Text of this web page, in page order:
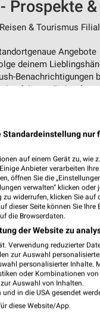
Prospekte
& Tourismus
Angebote
deinem
Benachrichtigungen
- Einkauf
Standardeinstellung
auf einem Gerät zu, wie
Anbieter verarbeiten
öffnen Sie die
verwalten“ klicken
widerrufen, klicken Sie
dieser Seite können Sie
die Browserdaten.
der Website zu
Verwendung reduzierter
zur Auswahl
personalisierter Inhalte.
oder Kombinationen
Auswahl von Inhalten.
in die USA gesendet
diese Website/App.